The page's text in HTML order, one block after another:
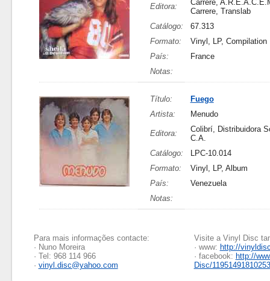
Editora:
Carrere,
Carrere, Translab
Catálogo:
67.313
Formato:
Vinyl, LP, Compilation
País:
France
Notas:
Título:
Fuego
Artista:
Menudo
Editora:
Colibrí, Distribuidora
C.A.
Catálogo:
LPC-10.014
Formato:
Vinyl, LP, Album
País:
Venezuela
Notas:
Para mais informações contacte:
· Nuno Moreira
· Tel: 968 114 966
· vinyl.disc@yahoo.com
Visite a Vinyl Disc
· www: http://
· facebook: http://
Disc/